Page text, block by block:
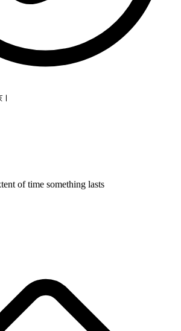
of time something lasts